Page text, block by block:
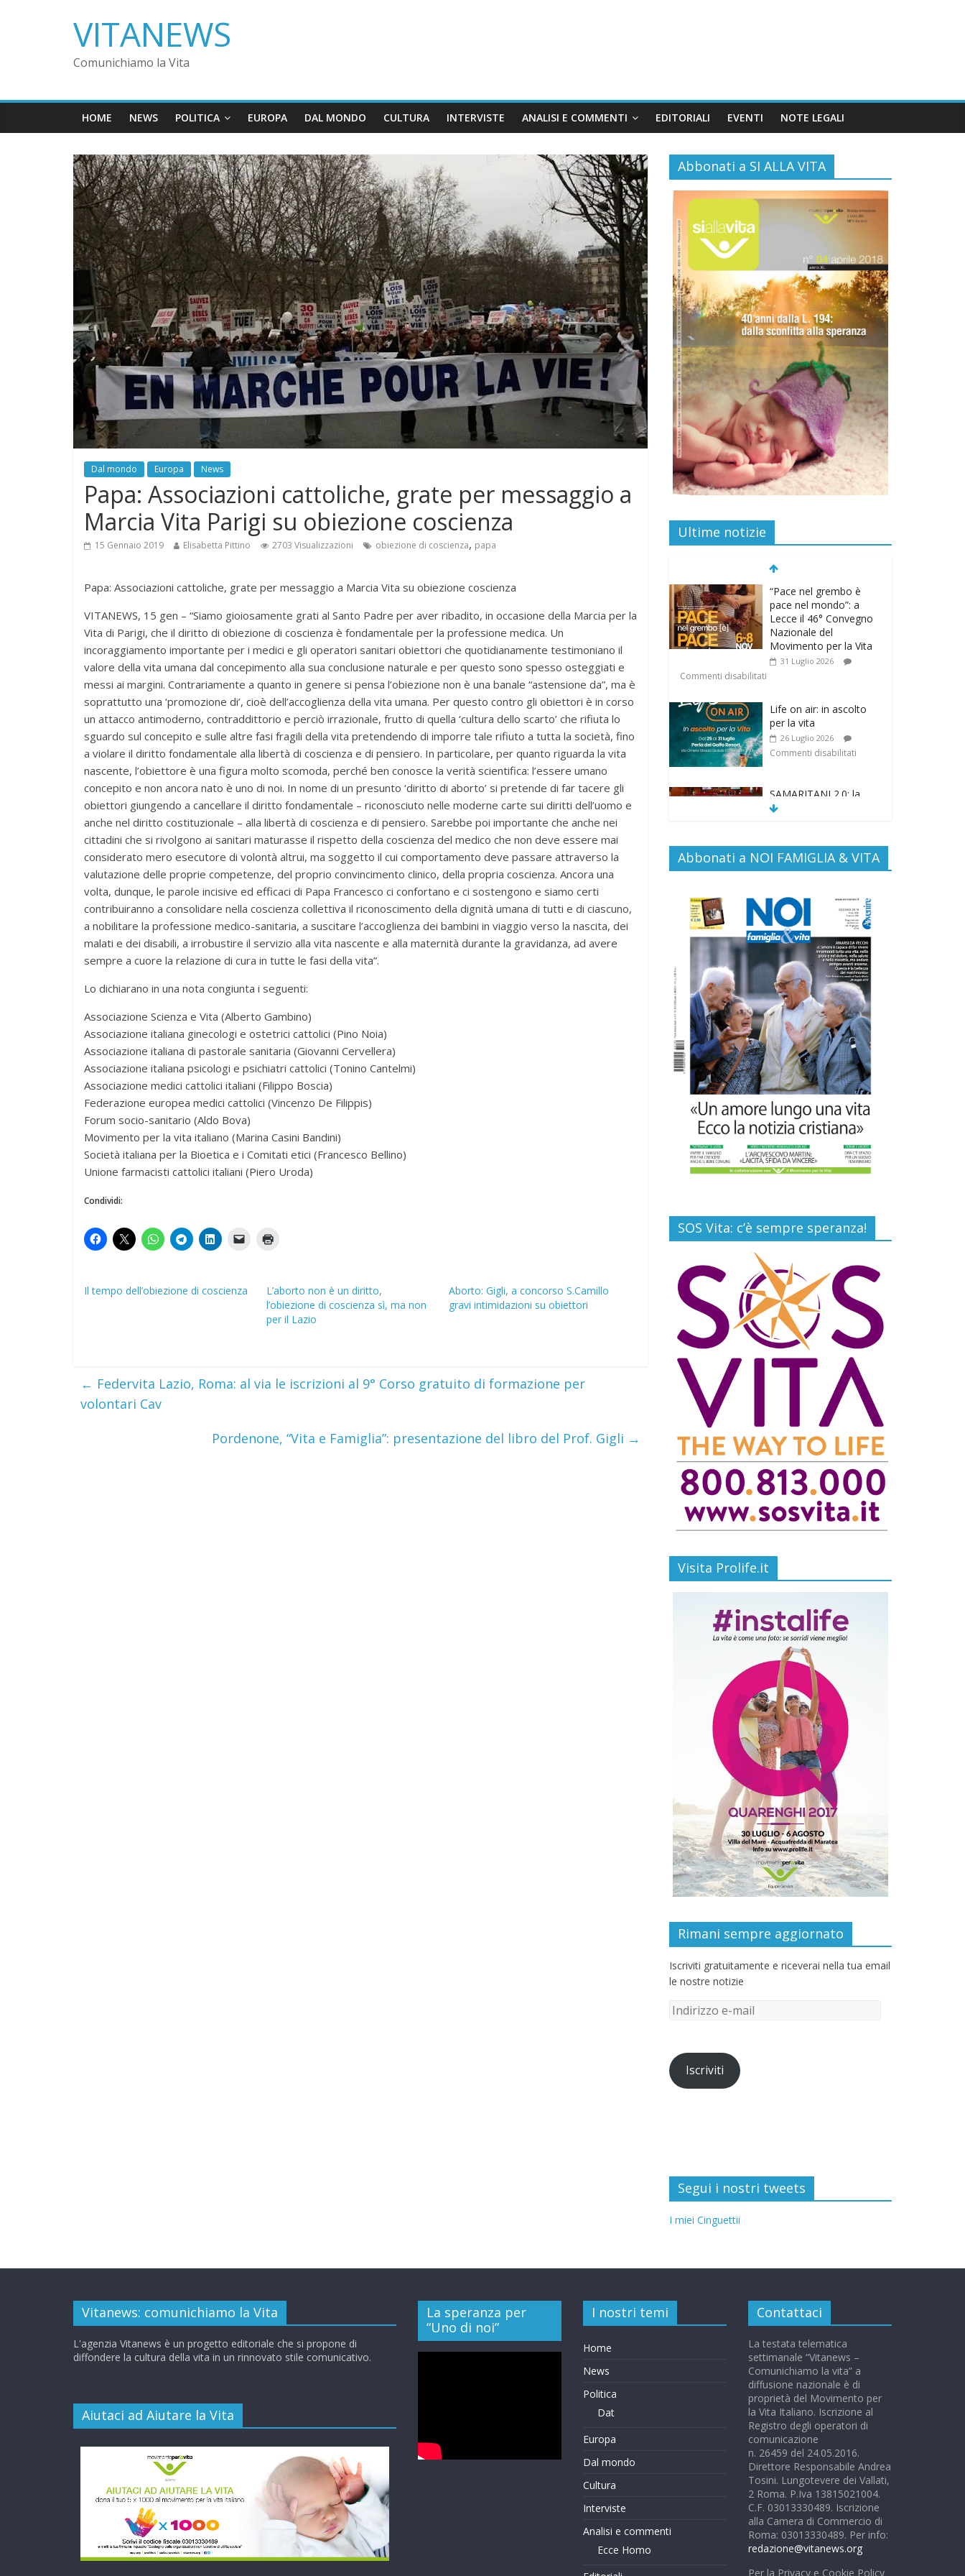
VITANEWS
Comunichiamo la Vita
HOME NEWS POLITICA EUROPA DAL MONDO CULTURA INTERVISTE ANALISI E COMMENTI EDITORIALI EVENTI NOTE LEGALI
Dal mondo Europa News
Papa: Associazioni cattoliche, grate per messaggio a
Marcia Vita Parigi su obiezione coscienza
15 Gennaio 2019 Elisabetta Pittino 2703 Visualizzazioni obiezione di coscienza, papa
Papa: Associazioni cattoliche, grate per messaggio a Marcia Vita su obiezione coscienza
VITANEWS, 15 gen – “Siamo gioiosamente grati al Santo Padre per aver ribadito, in occasione della Marcia per la
Vita di Parigi, che il diritto di obiezione di coscienza è fondamentale per la professione medica. Un
incoraggiamento importante per i medici e gli operatori sanitari obiettori che quotidianamente testimoniano il
valore della vita umana dal concepimento alla sua conclusione naturale e per questo sono spesso osteggiati e
messi ai margini. Contrariamente a quanto in genere si pensa l’obiezione non è una banale “astensione da”, ma è
soprattutto una ‘promozione di’, cioè dell’accoglienza della vita umana. Per questo contro gli obiettori è in corso
un attacco antimoderno, contraddittorio e perciò irrazionale, frutto di quella ‘cultura dello scarto’ che rifiuta lo
sguardo sul concepito e sulle altre fasi fragili della vita pretendendo di imporre tale rifiuto a tutta la società, fino
a violare il diritto fondamentale alla libertà di coscienza e di pensiero. In particolare, per quanto riguarda la vita
nascente, l’obiettore è una figura molto scomoda, perché ben conosce la verità scientifica: l’essere umano
concepito e non ancora nato è uno di noi. In nome di un presunto ‘diritto di aborto’ si pretende di far tacere gli
obiettori giungendo a cancellare il diritto fondamentale – riconosciuto nelle moderne carte sui diritti dell’uomo e
anche nel diritto costituzionale – alla libertà di coscienza e di pensiero. Sarebbe poi importante che anche nei
cittadini che si rivolgono ai sanitari maturasse il rispetto della coscienza del medico che non deve essere mai
considerato mero esecutore di volontà altrui, ma soggetto il cui comportamento deve passare attraverso la
valutazione delle proprie competenze, del proprio convincimento clinico, della propria coscienza. Ancora una
volta, dunque, le parole incisive ed efficaci di Papa Francesco ci confortano e ci sostengono e siamo certi
contribuiranno a consolidare nella coscienza collettiva il riconoscimento della dignità umana di tutti e di ciascuno,
a nobilitare la professione medico-sanitaria, a suscitare l’accoglienza dei bambini in viaggio verso la nascita, dei
malati e dei disabili, a irrobustire il servizio alla vita nascente e alla maternità durante la gravidanza, ad avere
sempre a cuore la relazione di cura in tutte le fasi della vita”.
Lo dichiarano in una nota congiunta i seguenti:
Associazione Scienza e Vita (Alberto Gambino)
Associazione italiana ginecologi e ostetrici cattolici (Pino Noia)
Associazione italiana di pastorale sanitaria (Giovanni Cervellera)
Associazione italiana psicologi e psichiatri cattolici (Tonino Cantelmi)
Associazione medici cattolici italiani (Filippo Boscia)
Federazione europea medici cattolici (Vincenzo De Filippis)
Forum socio-sanitario (Aldo Bova)
Movimento per la vita italiano (Marina Casini Bandini)
Società italiana per la Bioetica e i Comitati etici (Francesco Bellino)
Unione farmacisti cattolici italiani (Piero Uroda)
Condividi:
Il tempo dell’obiezione di coscienza
L’aborto non è un diritto,
l’obiezione di coscienza sì, ma non
per il Lazio
Aborto: Gigli, a concorso S.Camillo
gravi intimidazioni su obiettori
← Federvita Lazio, Roma: al via le iscrizioni al 9° Corso gratuito di formazione per
volontari Cav
Pordenone, “Vita e Famiglia”: presentazione del libro del Prof. Gigli →
Abbonati a SI ALLA VITA
Ultime notizie
“Pace nel grembo è
pace nel mondo”: a
Lecce il 46° Convegno
Nazionale del
Movimento per la Vita
31 Luglio 2026
Commenti disabilitati
Life on air: in ascolto
per la vita
26 Luglio 2026
Commenti disabilitati
SAMARITANI 2.0: la
risposta di Federvita
legge
25 Luglio 2026
Gino Soldera nominato
Membro della “Hall of
Honor Prenatal
Sciences 2026”
16 Luglio 2026
Commenti disabilitati
EDITORIA: “LETTERE
AL POPOLO DELLA
VITA”
13 Luglio 2026
Commenti disabilitati
Paolo VI, un santo che
canta la bellezza della
vita
6 Agosto 2026
Commenti disabilitati
Abbonati a NOI FAMIGLIA & VITA
SOS Vita: c’è sempre speranza!
Visita Prolife.it
Rimani sempre aggiornato
Iscriviti gratuitamente e riceverai nella tua email
le nostre notizie
Iscriviti
Segui i nostri tweets
I miei Cinguettii
Vitanews: comunichiamo la Vita
L'agenzia Vitanews è un progetto editoriale che si propone di
diffondere la cultura della vita in un rinnovato stile comunicativo.
Aiutaci ad Aiutare la Vita
La speranza per
“Uno di noi”
I nostri temi
Home
News
Politica
Dat
Europa
Dal mondo
Cultura
Interviste
Analisi e commenti
Ecce Homo
Contattaci
La testata telematica
settimanale “Vitanews –
Comunichiamo la vita” a
diffusione nazionale è di
proprietà del Movimento per
la Vita Italiano. Iscrizione al
Registro degli operatori di
comunicazione
n. 26459 del 24.05.2016.
Direttore Responsabile Andrea
Tosini. Lungotevere dei Vallati,
2 Roma. P.Iva 13815021004.
C.F. 03013330489. Iscrizione
alla Camera di Commercio di
Roma: 03013330489. Per info:
redazione@vitanews.org
Per la Privacy e Cookie Policy